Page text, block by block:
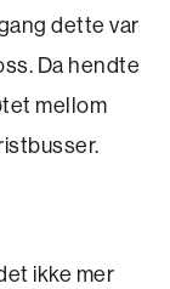
dette var
Da hendte
mellom
ikke mer